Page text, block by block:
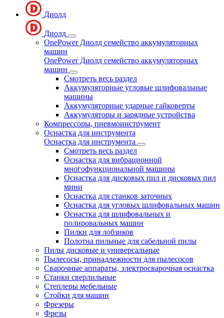
Диолд
Диолд
OnePower Диолд семейство аккумуляторных
машин
OnePower Диолд семейство аккумуляторных
машин
Смотреть весь раздел
Аккумуляторные угловые шлифовальные
машины
Аккумуляторные ударные гайковерты
Аккумуляторы и зарядные устройства
Компрессоры, пневмоинструмент
Оснастка для инструмента
Оснастка для инструмента
Смотреть весь раздел
Оснастка для вибрационной
многофункциональной машины
Оснастка для дисковых пил и дисковых пил
мини
Оснастка для станков заточных
Оснастка для угловых шлифовальных машин
Оснастка для шлифовальных и
полировальных машин
Пилки для лобзиков
Полотна пильные для сабельной пилы
Пилы дисковые и универсальные
Пылесосы, принадлежности для пылесосов
Сварочные аппараты, электросварочная оснастка
Станки сверлильные
Степлеры мебельные
Стойки для машин
Фрезеры
Фрезы